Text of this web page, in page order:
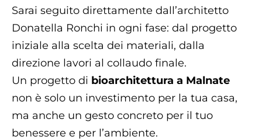
Sarai seguito direttamente dall’architetto
Donatella Ronchi in ogni fase: dal progetto
iniziale alla scelta dei materiali, dalla
direzione lavori al collaudo finale.
Un progetto di bioarchitettura a Malnate
non è solo un investimento per la tua casa,
ma anche un gesto concreto per il tuo
benessere e per l’ambiente.